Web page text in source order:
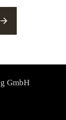
GmbH